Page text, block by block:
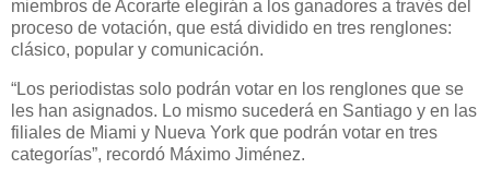
miembros de Acorarte elegirán a los ganadores a través del
proceso de votación, que está dividido en tres renglones:
clásico, popular y comunicación.
“Los periodistas solo podrán votar en los renglones que se
les han asignados. Lo mismo sucederá en Santiago y en las
filiales de Miami y Nueva York que podrán votar en tres
categorías”, recordó Máximo Jiménez.